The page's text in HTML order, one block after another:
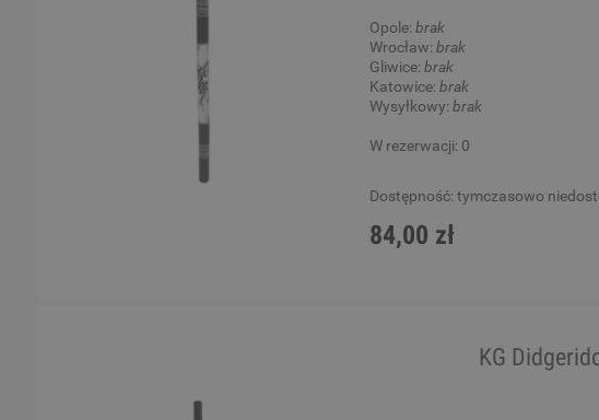
Opole:brak
Wrocław:brak
Gliwice:brak
Katowice:brak
Wysyłkowy:brak
W rezerwacji: 0
Dostępność: tymczasowo
84,00 zł
KG